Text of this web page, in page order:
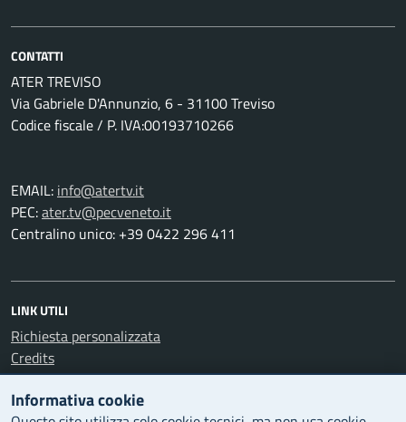
CONTATTI
ATER TREVISO
Via Gabriele D'Annunzio, 6 - 31100 Treviso
Codice fiscale / P. IVA:00193710266
EMAIL: info@atertv.it
PEC:ater.tv@pecveneto.it
Centralino unico: +39 0422 296 411
LINK UTILI
Richiesta personalizzata
Credits
Informativa cookie